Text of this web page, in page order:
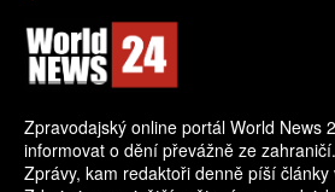
Zpravodajský online portál World News
informovat o dění převážně ze
Zprávy, kam redaktoři denně píší články